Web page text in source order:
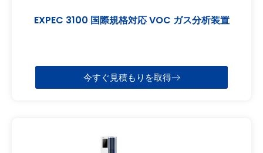
EXPEC 3100 国際規格対応 VOC ガス分析装置
今すぐ見積もりを取得